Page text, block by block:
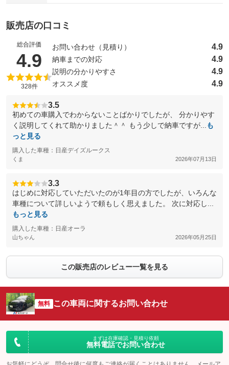
販売店の口コミ
総合評価
4.9 （5点満点中）
328件
お問い合わせ（見積り） 4.9
納車までの対応 4.9
説明の分かりやすさ 4.9
オススメ度 4.9
3.5
初めての車購入でわからないことばかりでしたが、 分かりやす
く説明してくれて助かりました＾＾ もう少しで納車ですが...
も
っと見る
購入した車種：日産デイズルークス
くま 2026年07月13日
3.3
はじめに対応していただいたのが1年目の方でしたが、いろんな
車種について詳しいようで頼もしく思えました。 次に対応し...
もっと見る
購入した車種：日産オーラ
山ちゃん 2026年05月25日
この販売店のレビュー一覧を見る
無料 この車両に関するお問い合わせ
まずは在庫確認・見積り依頼
無料電話でお問い合わせ